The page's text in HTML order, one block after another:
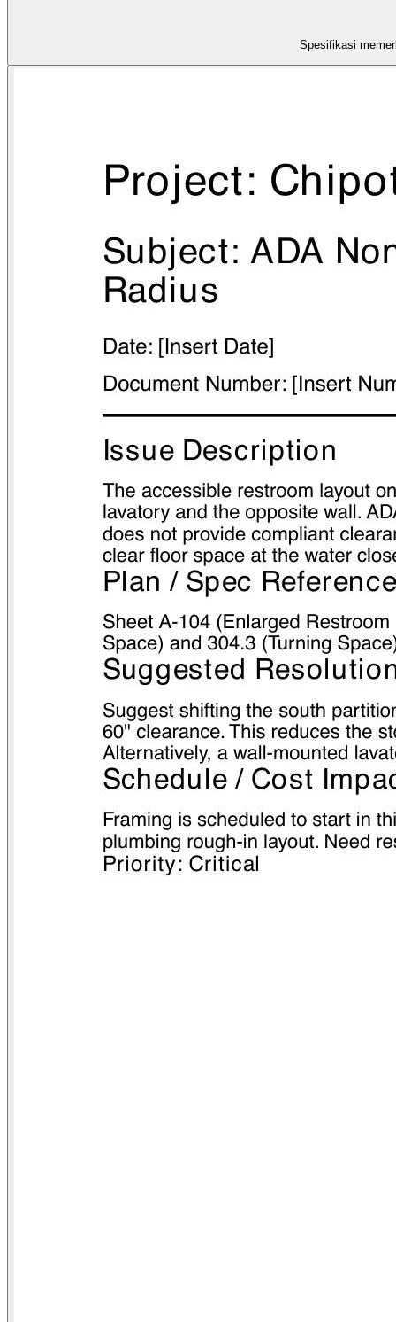
Spesifikasi